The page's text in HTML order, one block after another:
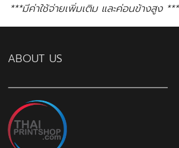
***มีค่าใช้จ่ายเพิ่มเติม และค่อนข้างสูง ***
ABOUT US